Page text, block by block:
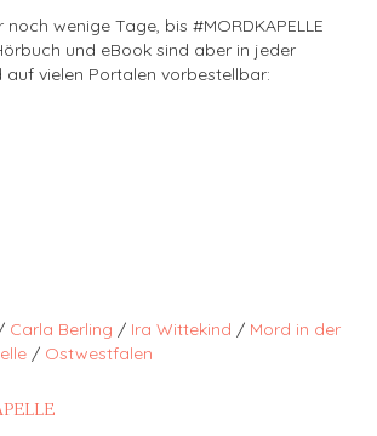
wenige Tage, bis #MORDKAPELLE
und eBook sind aber in jeder
auf vielen Portalen vorbestellbar:
Carla Berling / Ira Wittekind / Mord in der
/ Ostwestfalen